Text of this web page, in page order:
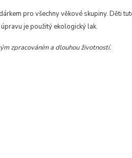
pro všechny věkové skupiny. Děti
je použitý ekologický lak.
zpracováním a dlouhou životností.